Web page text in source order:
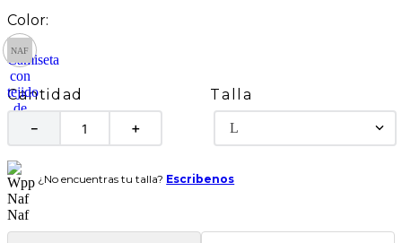
Cantidad
＋
－
Talla
L
¿No encuentras tu talla? Escribenos